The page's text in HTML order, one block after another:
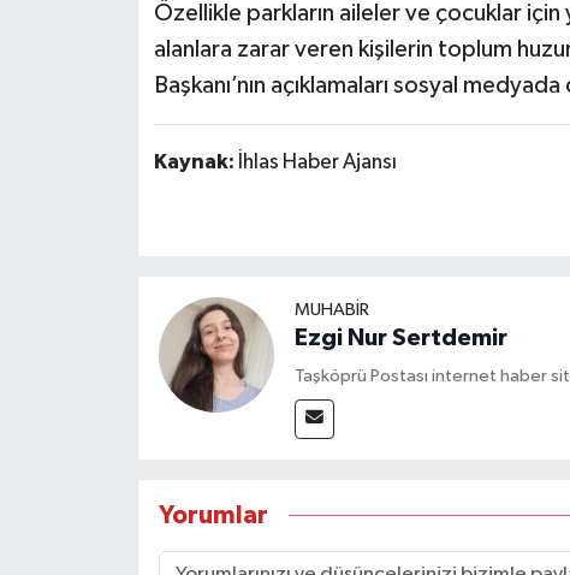
Özellikle parkların aileler ve çocuklar için
alanlara zarar veren kişilerin toplum
Başkanı’nın açıklamaları sosyal
Kaynak: İhlas Haber Ajansı
MUHABİR
Ezgi Nur Sertdemir
Taşköprü Postası internet haber
Yorumlar